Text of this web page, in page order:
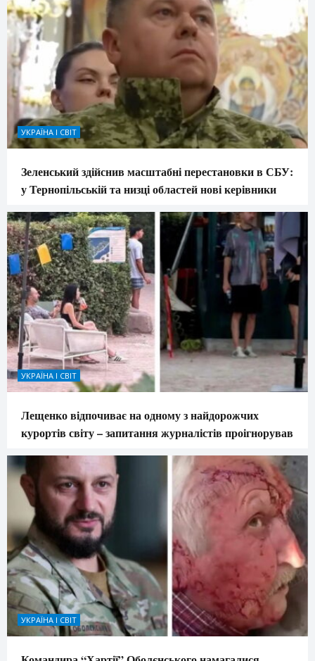
УКРАЇНА І СВІТ
Зеленський здійснив масштабні перестановки в СБУ:
у Тернопільській та низці областей нові керівники
УКРАЇНА І СВІТ
Лещенко відпочиває на одному з найдорожчих
курортів світу – запитання журналістів проігнорував
УКРАЇНА І СВІТ